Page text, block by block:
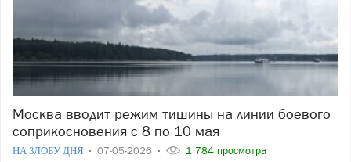
Москва вводит режим тишины на линии боевого
соприкосновения с 8 по 10 мая
НА ЗЛОБУ ДНЯ 07-05-2026 1 784 просмотра